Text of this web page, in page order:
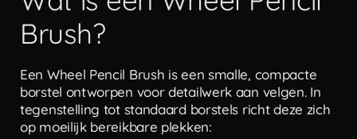
Brush?
Een Wheel Pencil Brush is een smalle, compacte
borstel ontworpen voor detailwerk aan velgen. In
tegenstelling tot standaard borstels richt deze zich
op moeilijk bereikbare plekken: